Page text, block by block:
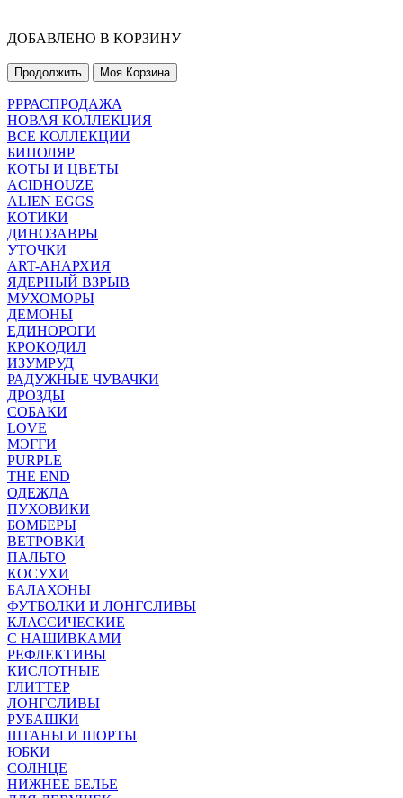
ДОБАВЛЕНО В КОРЗИНУ
Продолжить Моя Корзина
РРРАСПРОДАЖА
НОВАЯ КОЛЛЕКЦИЯ
ВСЕ КОЛЛЕКЦИИ
БИПОЛЯР
КОТЫ И ЦВЕТЫ
ACIDHOUZE
ALIEN EGGS
КОТИКИ
ДИНОЗАВРЫ
УТОЧКИ
ART-АНАРХИЯ
ЯДЕРНЫЙ ВЗРЫВ
МУХОМОРЫ
ДЕМОНЫ
ЕДИНОРОГИ
КРОКОДИЛ
ИЗУМРУД
РАДУЖНЫЕ ЧУВАЧКИ
ДРОЗДЫ
СОБАКИ
LOVE
МЭГГИ
PURPLE
THE END
ОДЕЖДА
ПУХОВИКИ
БОМБЕРЫ
ВЕТРОВКИ
ПАЛЬТО
КОСУХИ
БАЛАХОНЫ
ФУТБОЛКИ И ЛОНГСЛИВЫ
КЛАССИЧЕСКИЕ
С НАШИВКАМИ
РЕФЛЕКТИВЫ
КИСЛОТНЫЕ
ГЛИТТЕР
ЛОНГСЛИВЫ
РУБАШКИ
ШТАНЫ И ШОРТЫ
ЮБКИ
СОЛНЦЕ
НИЖНЕЕ БЕЛЬЕ